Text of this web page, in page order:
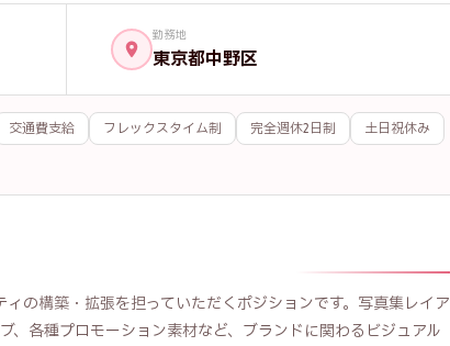
キャンセル 応募する
勤務地
東京都中野区
交通費支給 フレックスタイム制 完全週休2日制 土日祝休み
の構築・拡張を担っていただくポジションです。写真集レイア
、各種プロモーション素材など、ブランドに関わるビジュアル